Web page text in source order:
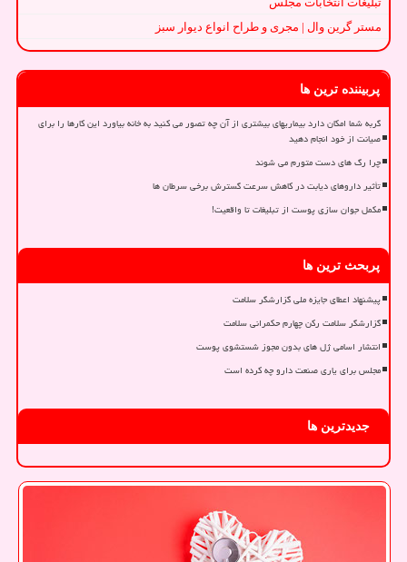
مستر گرین وال | مجری و طراح انواع دیوار سبز
پربیننده ترین ها
گربه شما امکان دارد بیماریهای بیشتری از آن چه تصور می کنید به خانه بیاورد این کارها را برای
صیانت از خود انجام دهید
چرا رگ های دست متورم می شوند
تأثیر داروهای دیابت در کاهش سرعت گسترش برخی سرطان ها
مکمل جوان سازی پوست از تبلیغات تا واقعیت!
پربحث ترین ها
پیشنهاد اعطای جایزه ملی گزارشگر سلامت
گزارشگر سلامت رکن چهارم حکمرانی سلامت
انتشار اسامی ژل های بدون مجوز شستشوی پوست
مجلس برای یاری صنعت دارو چه کرده است
جدیدترین ها